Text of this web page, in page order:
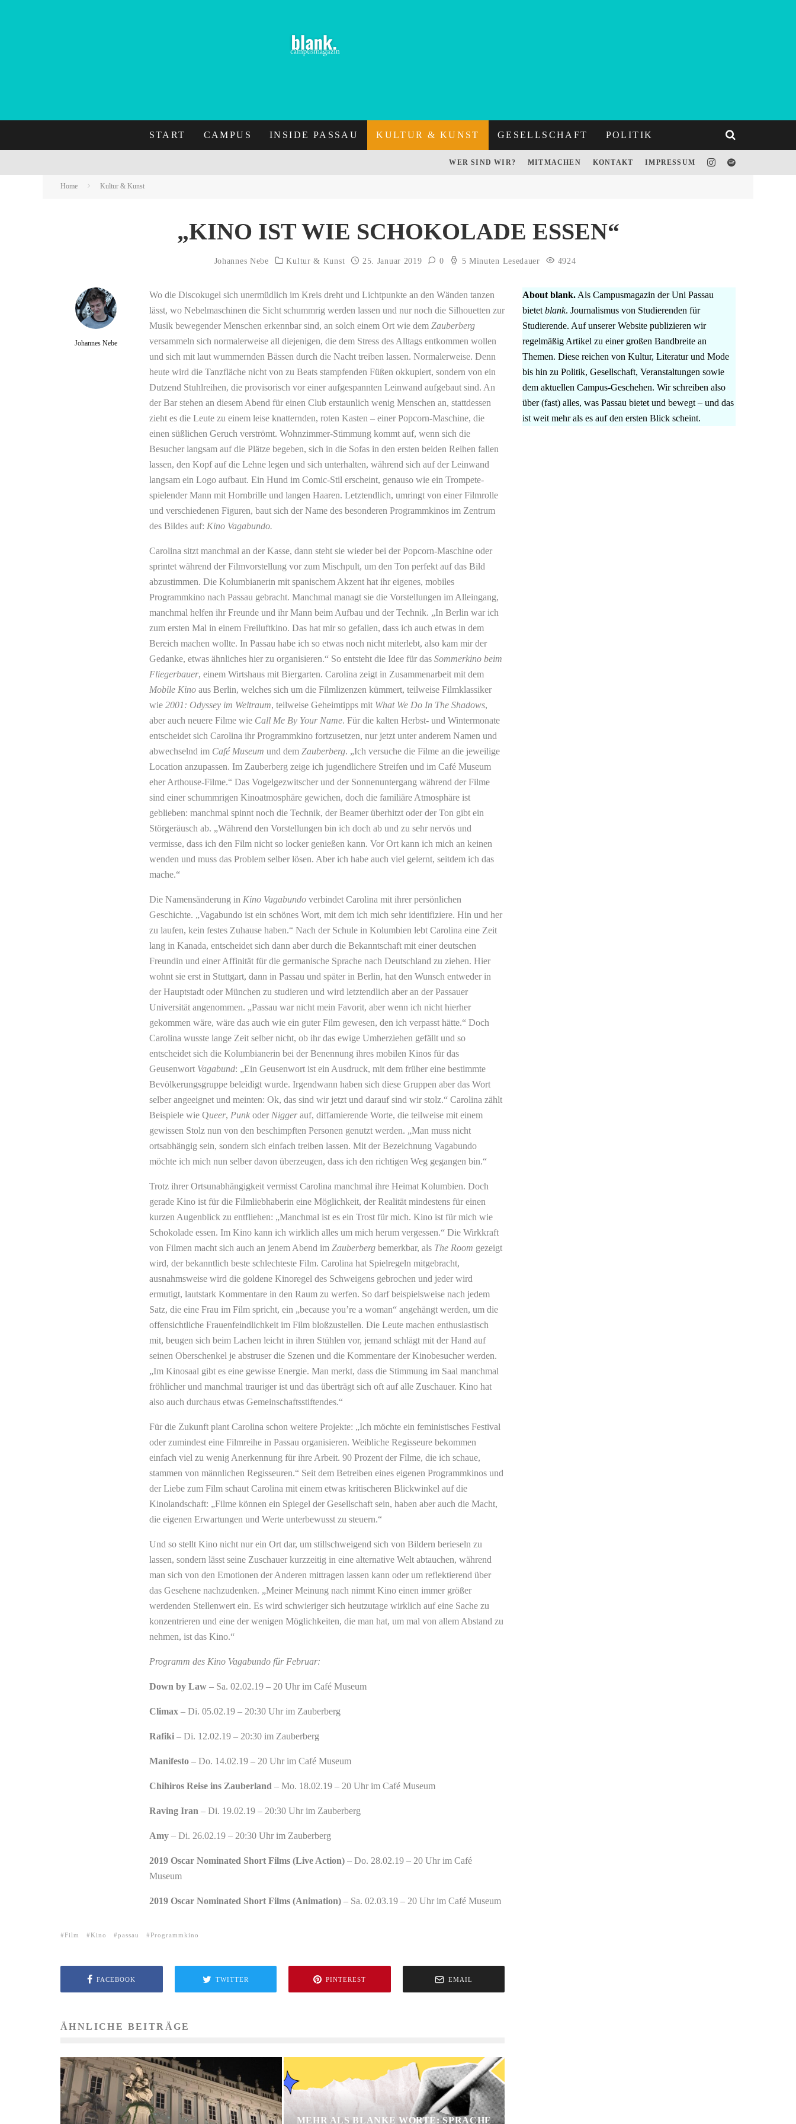
START CAMPUS INSIDE PASSAU KULTUR & KUNST GESELLSCHAFT POLITIK
WER SIND WIR? MITMACHEN KONTAKT IMPRESSUM
Home Kultur & Kunst
„KINO IST WIE SCHOKOLADE ESSEN“
Johannes Nebe Kultur & Kunst 25. Januar 2019 0 5 Minuten Lesedauer 4924
Johannes Nebe
Wo die Discokugel sich unermüdlich im Kreis dreht und Lichtpunkte an den Wänden tanzen
lässt, wo Nebelmaschinen die Sicht schummrig werden lassen und nur noch die Silhouetten zur
Musik bewegender Menschen erkennbar sind, an solch einem Ort wie dem Zauberberg
versammeln sich normalerweise all diejenigen, die dem Stress des Alltags entkommen wollen
und sich mit laut wummernden Bässen durch die Nacht treiben lassen. Normalerweise. Denn
heute wird die Tanzfläche nicht von zu Beats stampfenden Füßen okkupiert, sondern von ein
Dutzend Stuhlreihen, die provisorisch vor einer aufgespannten Leinwand aufgebaut sind. An
der Bar stehen an diesem Abend für einen Club erstaunlich wenig Menschen an, stattdessen
zieht es die Leute zu einem leise knatternden, roten Kasten – einer Popcorn-Maschine, die
einen süßlichen Geruch verströmt. Wohnzimmer-Stimmung kommt auf, wenn sich die
Besucher langsam auf die Plätze begeben, sich in die Sofas in den ersten beiden Reihen fallen
lassen, den Kopf auf die Lehne legen und sich unterhalten, während sich auf der Leinwand
langsam ein Logo aufbaut. Ein Hund im Comic-Stil erscheint, genauso wie ein Trompete-
spielender Mann mit Hornbrille und langen Haaren. Letztendlich, umringt von einer Filmrolle
und verschiedenen Figuren, baut sich der Name des besonderen Programmkinos im Zentrum
des Bildes auf: Kino Vagabundo.
Carolina sitzt manchmal an der Kasse, dann steht sie wieder bei der Popcorn-Maschine oder
sprintet während der Filmvorstellung vor zum Mischpult, um den Ton perfekt auf das Bild
abzustimmen. Die Kolumbianerin mit spanischem Akzent hat ihr eigenes, mobiles
Programmkino nach Passau gebracht. Manchmal managt sie die Vorstellungen im Alleingang,
manchmal helfen ihr Freunde und ihr Mann beim Aufbau und der Technik. „In Berlin war ich
zum ersten Mal in einem Freiluftkino. Das hat mir so gefallen, dass ich auch etwas in dem
Bereich machen wollte. In Passau habe ich so etwas noch nicht miterlebt, also kam mir der
Gedanke, etwas ähnliches hier zu organisieren.“ So entsteht die Idee für das Sommerkino beim
Fliegerbauer, einem Wirtshaus mit Biergarten. Carolina zeigt in Zusammenarbeit mit dem
Mobile Kino aus Berlin, welches sich um die Filmlizenzen kümmert, teilweise Filmklassiker
wie 2001: Odyssey im Weltraum, teilweise Geheimtipps mit What We Do In The Shadows,
aber auch neuere Filme wie Call Me By Your Name. Für die kalten Herbst- und Wintermonate
entscheidet sich Carolina ihr Programmkino fortzusetzen, nur jetzt unter anderem Namen und
abwechselnd im Café Museum und dem Zauberberg. „Ich versuche die Filme an die jeweilige
Location anzupassen. Im Zauberberg zeige ich jugendlichere Streifen und im Café Museum
eher Arthouse-Filme.“ Das Vogelgezwitscher und der Sonnenuntergang während der Filme
sind einer schummrigen Kinoatmosphäre gewichen, doch die familiäre Atmosphäre ist
geblieben: manchmal spinnt noch die Technik, der Beamer überhitzt oder der Ton gibt ein
Störgeräusch ab. „Während den Vorstellungen bin ich doch ab und zu sehr nervös und
vermisse, dass ich den Film nicht so locker genießen kann. Vor Ort kann ich mich an keinen
wenden und muss das Problem selber lösen. Aber ich habe auch viel gelernt, seitdem ich das
mache.“
Die Namensänderung in Kino Vagabundo verbindet Carolina mit ihrer persönlichen
Geschichte. „Vagabundo ist ein schönes Wort, mit dem ich mich sehr identifiziere. Hin und her
zu laufen, kein festes Zuhause haben.“ Nach der Schule in Kolumbien lebt Carolina eine Zeit
lang in Kanada, entscheidet sich dann aber durch die Bekanntschaft mit einer deutschen
Freundin und einer Affinität für die germanische Sprache nach Deutschland zu ziehen. Hier
wohnt sie erst in Stuttgart, dann in Passau und später in Berlin, hat den Wunsch entweder in
der Hauptstadt oder München zu studieren und wird letztendlich aber an der Passauer
Universität angenommen. „Passau war nicht mein Favorit, aber wenn ich nicht hierher
gekommen wäre, wäre das auch wie ein guter Film gewesen, den ich verpasst hätte.“ Doch
Carolina wusste lange Zeit selber nicht, ob ihr das ewige Umherziehen gefällt und so
entscheidet sich die Kolumbianerin bei der Benennung ihres mobilen Kinos für das
Geusenwort Vagabund: „Ein Geusenwort ist ein Ausdruck, mit dem früher eine bestimmte
Bevölkerungsgruppe beleidigt wurde. Irgendwann haben sich diese Gruppen aber das Wort
selber angeeignet und meinten: Ok, das sind wir jetzt und darauf sind wir stolz.“ Carolina zählt
Beispiele wie Queer, Punk oder Niggerauf, diffamierende Worte, die teilweise mit einem
gewissen Stolz nun von den beschimpften Personen genutzt werden. „Man muss nicht
ortsabhängig sein, sondern sich einfach treiben lassen. Mit der Bezeichnung Vagabundo
möchte ich mich nun selber davon überzeugen, dass ich den richtigen Weg gegangen bin.“
Trotz ihrer Ortsunabhängigkeit vermisst Carolina manchmal ihre Heimat Kolumbien. Doch
gerade Kino ist für die Filmliebhaberin eine Möglichkeit, der Realität mindestens für einen
kurzen Augenblick zu entfliehen: „Manchmal ist es ein Trost für mich. Kino ist für mich wie
Schokolade essen. Im Kino kann ich wirklich alles um mich herum vergessen.“ Die Wirkkraft
von Filmen macht sich auch an jenem Abend im Zauberberg bemerkbar, als The Room gezeigt
wird, der bekanntlich beste schlechteste Film. Carolina hat Spielregeln mitgebracht,
ausnahmsweise wird die goldene Kinoregel des Schweigens gebrochen und jeder wird
ermutigt, lautstark Kommentare in den Raum zu werfen. So darf beispielsweise nach jedem
Satz, die eine Frau im Film spricht, ein „because you’re a woman“ angehängt werden, um die
offensichtliche Frauenfeindlichkeit im Film bloßzustellen. Die Leute machen enthusiastisch
mit, beugen sich beim Lachen leicht in ihren Stühlen vor, jemand schlägt mit der Hand auf
seinen Oberschenkel je abstruser die Szenen und die Kommentare der Kinobesucher werden.
„Im Kinosaal gibt es eine gewisse Energie. Man merkt, dass die Stimmung im Saal manchmal
fröhlicher und manchmal trauriger ist und das überträgt sich oft auf alle Zuschauer. Kino hat
also auch durchaus etwas Gemeinschaftsstiftendes.“
Für die Zukunft plant Carolina schon weitere Projekte: „Ich möchte ein feministisches Festival
oder zumindest eine Filmreihe in Passau organisieren. Weibliche Regisseure bekommen
einfach viel zu wenig Anerkennung für ihre Arbeit. 90 Prozent der Filme, die ich schaue,
stammen von männlichen Regisseuren.“ Seit dem Betreiben eines eigenen Programmkinos und
der Liebe zum Film schaut Carolina mit einem etwas kritischeren Blickwinkel auf die
Kinolandschaft: „Filme können ein Spiegel der Gesellschaft sein, haben aber auch die Macht,
die eigenen Erwartungen und Werte unterbewusst zu steuern.“
Und so stellt Kino nicht nur ein Ort dar, um stillschweigend sich von Bildern berieseln zu
lassen, sondern lässt seine Zuschauer kurzzeitig in eine alternative Welt abtauchen, während
man sich von den Emotionen der Anderen mittragen lassen kann oder um reflektierend über
das Gesehene nachzudenken. „Meiner Meinung nach nimmt Kino einen immer größer
werdenden Stellenwert ein. Es wird schwieriger sich heutzutage wirklich auf eine Sache zu
konzentrieren und eine der wenigen Möglichkeiten, die man hat, um mal von allem Abstand zu
nehmen, ist das Kino.“
Programm des Kino Vagabundo für Februar:
Down by Law – Sa. 02.02.19 – 20 Uhr im Café Museum
Climax – Di. 05.02.19 – 20:30 Uhr im Zauberberg
Rafiki – Di. 12.02.19 – 20:30 im Zauberberg
Manifesto – Do. 14.02.19 – 20 Uhr im Café Museum
Chihiros Reise ins Zauberland – Mo. 18.02.19 – 20 Uhr im Café Museum
Raving Iran – Di. 19.02.19 – 20:30 Uhr im Zauberberg
Amy – Di. 26.02.19 – 20:30 Uhr im Zauberberg
2019 Oscar Nominated Short Films (Live Action) – Do. 28.02.19 – 20 Uhr im Café
Museum
2019 Oscar Nominated Short Films (Animation) – Sa. 02.03.19 – 20 Uhr im Café Museum
Film Kino passau Programmkino
FACEBOOK TWITTER PINTEREST EMAIL
ÄHNLICHE BEITRÄGE
MEHR ALS BLANKE WORTE: SPRACHE
About blank. Als Campusmagazin der Uni Passau
bietet blank. Journalismus von Studierenden für
Studierende. Auf unserer Website publizieren wir
regelmäßig Artikel zu einer großen Bandbreite an
Themen. Diese reichen von Kultur, Literatur und Mode
bis hin zu Politik, Gesellschaft, Veranstaltungen sowie
dem aktuellen Campus-Geschehen. Wir schreiben also
über (fast) alles, was Passau bietet und bewegt – und das
ist weit mehr als es auf den ersten Blick scheint.